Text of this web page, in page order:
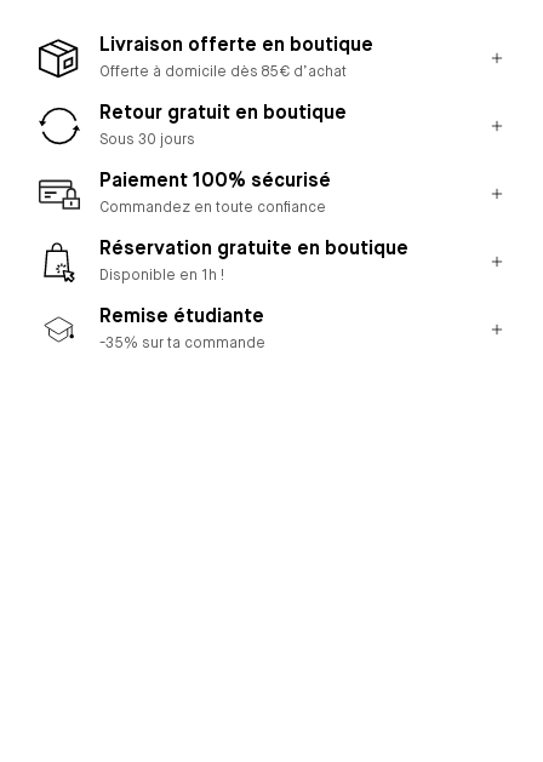
Livraison offerte en boutique
Offerte à domicile dès 85€ d’achat
Retour gratuit en boutique
Sous 30 jours
Paiement 100% sécurisé
Commandez en toute confiance
Réservation gratuite en boutique
Disponible en 1h !
Remise étudiante
-35% sur ta commande